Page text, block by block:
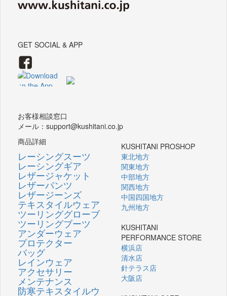
GET SOCIAL & APP
お客様相談窓口
メール：support@kushitani.co.jp
商品詳細
レーシングスーツ
レーシングギア
レザージャケット
レザーパンツ
レザージーンズ
テキスタイルウェア
ツーリンググローブ
ツーリングブーツ
アンダーウェア
プロテクター
バッグ
レインウェア
アクセサリー
メンテナンス
防寒テキスタイルウ
KUSHITANI PROSHOP
東北地方
関東地方
中部地方
関西地方
中国四国地方
九州地方
KUSHITANI
PERFORMANCE STORE
横浜店
清水店
針テラス店
大阪店